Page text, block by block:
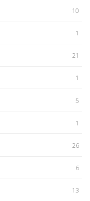
10
1
21
1
5
1
26
6
13